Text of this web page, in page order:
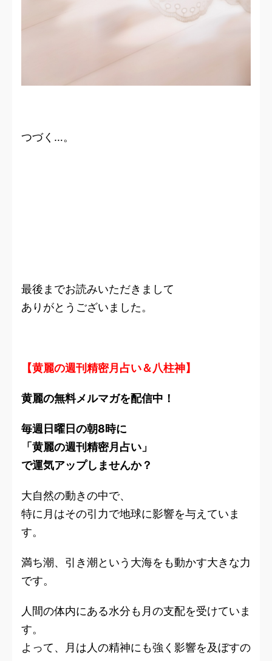
つづく…。
最後までお読みいただきまして
ありがとうございました。
【黄麗の週刊精密月占い＆八柱神】
黄麗の無料メルマガを配信中！
毎週日曜日の朝8時に
「黄麗の週刊精密月占い」
で運気アップしませんか？
大自然の動きの中で、
特に月はその引力で地球に影響を与えていま
す。
満ち潮、引き潮という大海をも動かす大きな力
です。
人間の体内にある水分も月の支配を受けていま
す。
よって、月は人の精神にも強く影響を及ぼすの